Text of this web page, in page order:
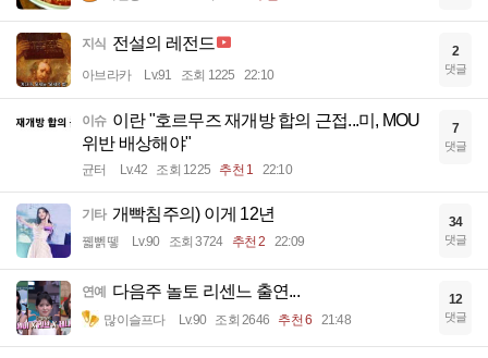
지식 전설의 레전드
아브라카 Lv.91 조회 1225 22:10
2
댓글
이슈 이란 "호르무즈 재개방 합의 근접...미, MOU
위반 배상해야"
균터 Lv.42 조회 1225 추천 1 22:10
7
댓글
기타 개빡침주의) 이게 12년
꿻뻵뗗 Lv.90 조회 3724 추천 2 22:09
34
댓글
연예 다음주 놀토 리센느 출연...
많이슬프다 Lv.90 조회 2646 추천 6 21:48
12
댓글